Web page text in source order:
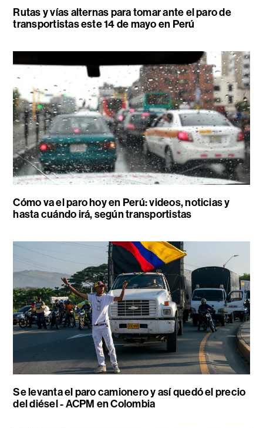
Rutas y vías alternas para tomar ante el paro de
transportistas este 14 de mayo en Perú
Cómo va el paro hoy en Perú: videos, noticias y
hasta cuándo irá, según transportistas
Se levanta el paro camionero y así quedó el precio
del diésel - ACPM en Colombia